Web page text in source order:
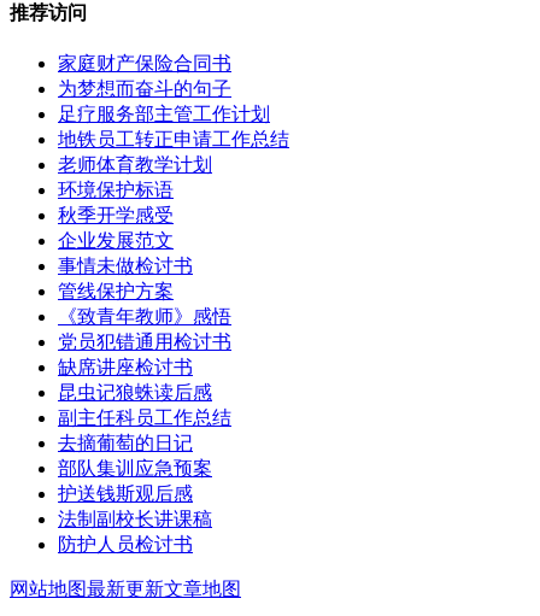
推荐访问
家庭财产保险合同书
为梦想而奋斗的句子
足疗服务部主管工作计划
地铁员工转正申请工作总结
老师体育教学计划
环境保护标语
秋季开学感受
企业发展范文
事情未做检讨书
管线保护方案
《致青年教师》感悟
党员犯错通用检讨书
缺席讲座检讨书
昆虫记狼蛛读后感
副主任科员工作总结
去摘葡萄的日记
部队集训应急预案
护送钱斯观后感
法制副校长讲课稿
防护人员检讨书
网站地图最新更新文章地图